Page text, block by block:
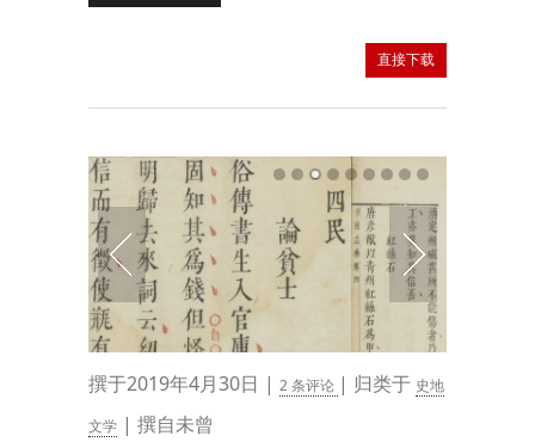
直接下载
撰于2019年4月30日 | 2 条评论 | 归类于 史地
文学 | 撰自未曾